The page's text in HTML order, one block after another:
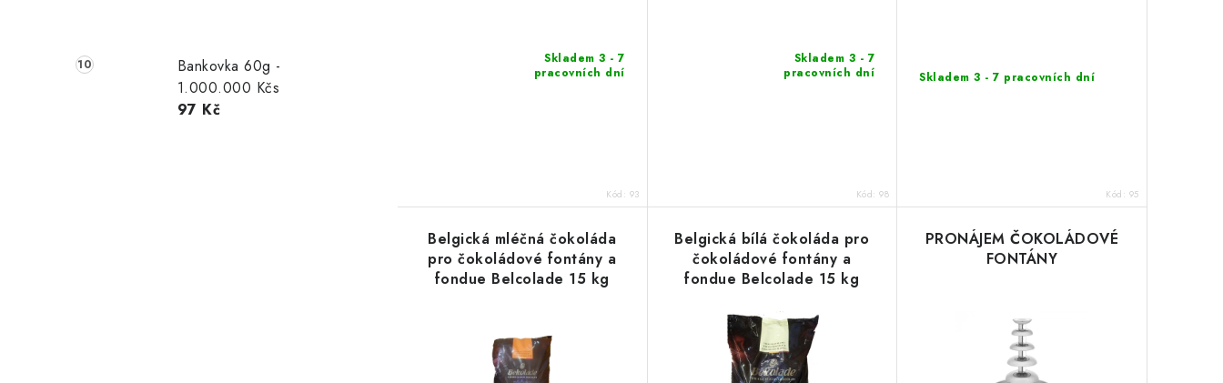
Bankovka 60g -
1.000.000 Kčs
97 Kč
Skladem 3 - 7
pracovních dní
Kód: 93
Skladem 3 - 7
pracovních dní
Kód:98
Skladem 3 - 7 pracovních dní
Kód: 95
Belgická mléčná čokoláda
pro čokoládové fontány a
fondue Belcolade 15 kg
Belgická bílá čokoláda pro
čokoládové fontány a
fondue Belcolade 15 kg
PRONÁJEM ČOKOLÁDOVÉ
FONTÁNY